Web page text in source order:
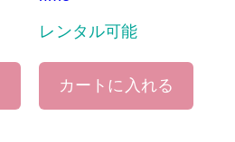
レンタル可能
カートに入れる